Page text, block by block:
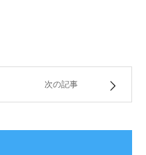
次の記事